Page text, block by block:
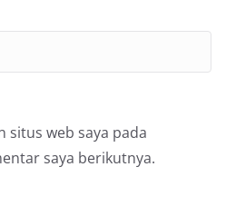
situs web saya pada
saya berikutnya.